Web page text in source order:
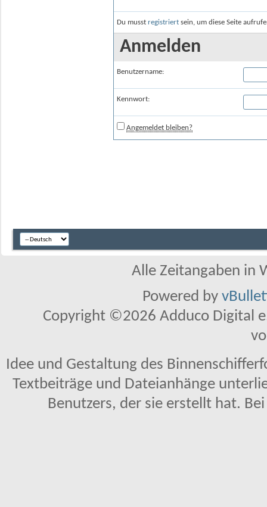
Du musst registriert sein, um diese Seite
Anmelden
Benutzername:
Kennwort:
Angemeldet bleiben?
Alle Zeitangaben in
Powered by
Copyright ©2026 Adduco Digital
Idee und Gestaltung des
Textbeiträge und Dateianhänge
Benutzers, der sie erstellt hat.